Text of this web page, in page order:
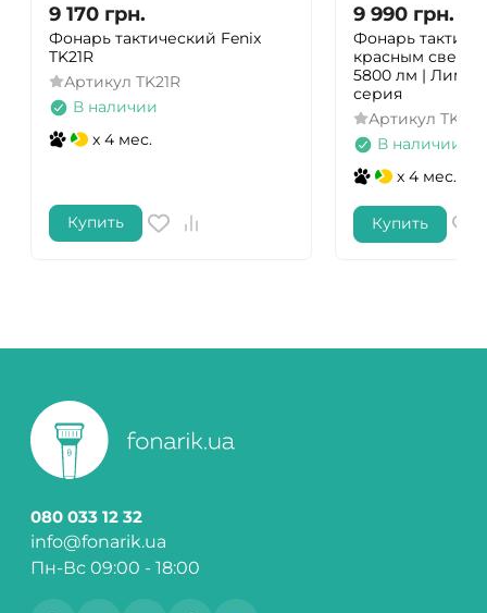
9 170 грн.
Фонарь тактический Fenix ​​
TK21R
Артикул TK21R
В наличии
x 4 мес.
Купить
9 990 грн.
Фонарь
красным светом
5800 лм |
серия
Артикул
В наличии
x 4 мес.
Купить
080 033 12 32
info@fonarik.ua
Пн-Вс 09:00 - 18:00